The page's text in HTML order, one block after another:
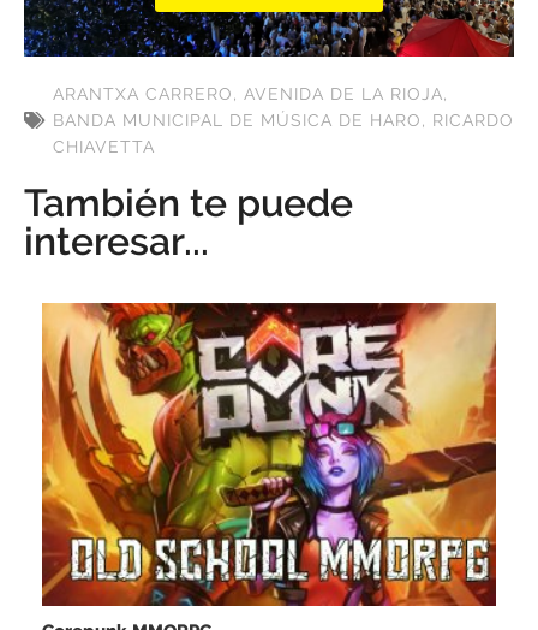
ARANTXA CARRERO, AVENIDA DE LA RIOJA,
BANDA MUNICIPAL DE MÚSICA DE HARO, RICARDO
CHIAVETTA
También te puede
interesar...